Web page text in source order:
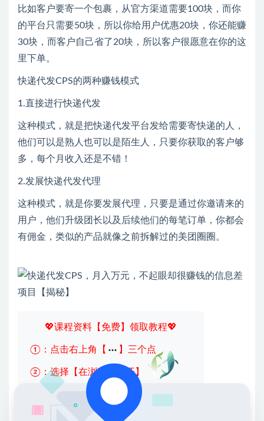
比如客户要寄一个包裹，从官方渠道需要100块，而你
的平台只需要50块，所以你给用户优惠20块，你还能赚
30块，而客户自己省了20块，所以客户很愿意在你的这
里下单。
快递代发CPS的两种赚钱模式
1.直接进行快递代发
这种模式，就是把快递代发平台发给需要寄快递的人，
他们可以是熟人也可以是陌生人，只要你获取的客户够
多，每个月收入还是不错！
2.发展快递代发代理
这种模式，就是你要发展代理，只要是通过你邀请来的
用户，他们升级团长以及后续他们的每笔订单，你都会
有佣金，类似的产品就像之前拆解过的美团圈圈。
💖课程资料【免费】领取教程💖
①：点击右上角【 】三个点
②：选择【在浏览器打开】
③：点击右上方【登录】领取
限时活动：注册新用户赠送VIP